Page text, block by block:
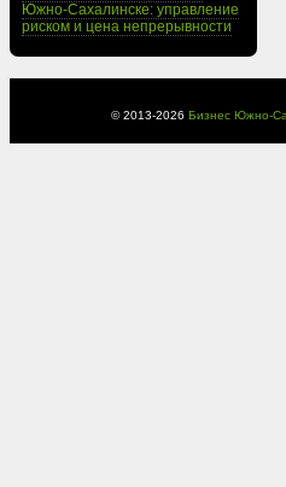
Южно-Сахалинске: управление
риском и цена непрерывности
© 2013-2026 Бизнес Южно-